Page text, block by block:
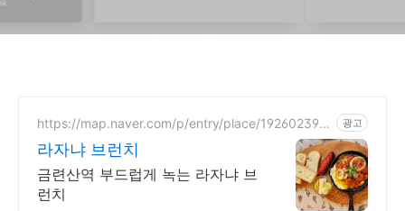
https://map.naver.com/p/entry/place/192602399
광고
라자냐 브런치
금련산역 부드럽게 녹는 라자냐 브
런치